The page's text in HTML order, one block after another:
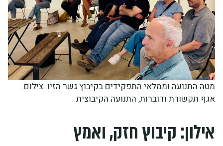
מטה התנועה וממלאי התפקידים בקיבוץ גשר הזיו. צילום:
אגף תקשורת ודוברות, התנועה הקיבוצית
אילון: קיבוץ חזק, ואמץ